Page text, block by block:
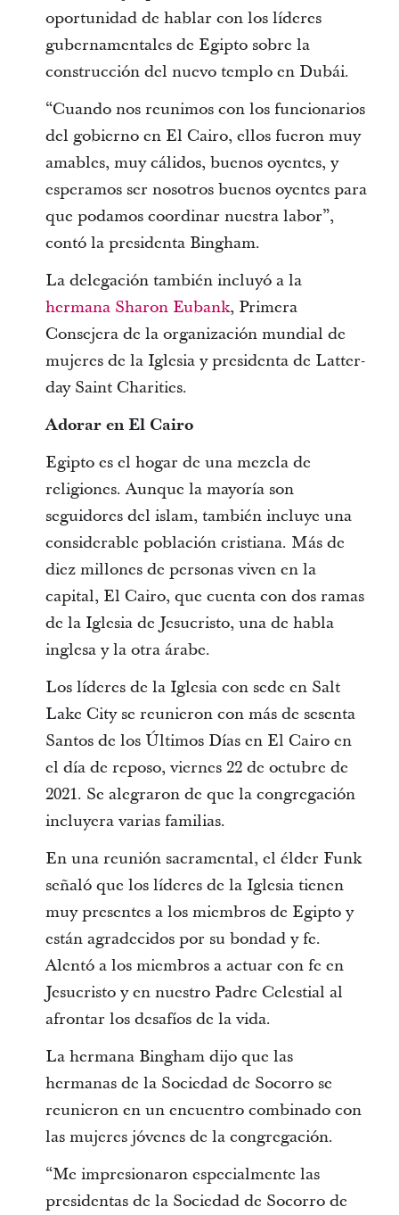
oportunidad de hablar con los líderes
gubernamentales de Egipto sobre la
construcción del nuevo templo en Dubái.
“Cuando nos reunimos con los funcionarios
del gobierno en El Cairo, ellos fueron muy
amables, muy cálidos, buenos oyentes, y
esperamos ser nosotros buenos oyentes para
que podamos coordinar nuestra labor”,
contó la presidenta Bingham.
La delegación también incluyó a la
hermana Sharon Eubank, Primera
Consejera de la organización mundial de
mujeres de la Iglesia y presidenta de Latter-
day Saint Charities.
Adorar en El Cairo
Egipto es el hogar de una mezcla de
religiones. Aunque la mayoría son
seguidores del islam, también incluye una
considerable población cristiana. Más de
diez millones de personas viven en la
capital, El Cairo, que cuenta con dos ramas
de la Iglesia de Jesucristo, una de habla
inglesa y la otra árabe.
Los líderes de la Iglesia con sede en Salt
Lake City se reunieron con más de sesenta
Santos de los Últimos Días en El Cairo en
el día de reposo, viernes 22 de octubre de
2021. Se alegraron de que la congregación
incluyera varias familias.
En una reunión sacramental, el élder Funk
señaló que los líderes de la Iglesia tienen
muy presentes a los miembros de Egipto y
están agradecidos por su bondad y fe.
Alentó a los miembros a actuar con fe en
Jesucristo y en nuestro Padre Celestial al
afrontar los desafíos de la vida.
La hermana Bingham dijo que las
hermanas de la Sociedad de Socorro se
reunieron en un encuentro combinado con
las mujeres jóvenes de la congregación.
“Me impresionaron especialmente las
presidentas de la Sociedad de Socorro de